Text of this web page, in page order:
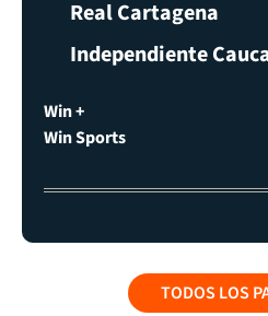
Real Cartagena
Independiente
Win +
Win Sports
TODOS LOS